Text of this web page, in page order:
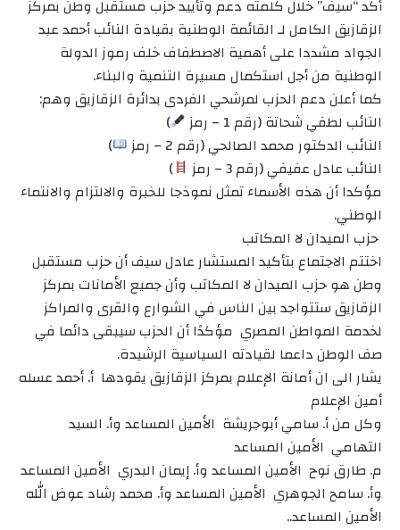
أكد “سيف” خلال كلمته دعم وتأييد حزب مستقبل وطن بمركز
الزقازيق الكامل لـ القائمة الوطنية بقيادة النائب أحمد عبد
الجواد مشددا على أهمية الاصطفاف خلف رموز الدولة
الوطنية من أجل استكمال مسيرة التنمية والبناء.
كما أعلن دعم الحزب لمرشحي الفردى بدائرة الزقازيق وهم:
النائب لطفي شحاتة (رقم 1 – رمز
)
النائب الدكتور محمد الصالحي (رقم 2 – رمز
)
النائب عادل عفيفي (رقم 3 – رمز
)
مؤكدا أن هذه الأسماء تمثل نموذجا للخبرة والالتزام والانتماء
الوطني.
حزب الميدان لا المكاتب
اختتم الاجتماع بتأكيد المستشار عادل سيف أن حزب مستقبل
وطن هو حزب الميدان لا المكاتب وأن جميع الأمانات بمركز
الزقازيق ستتواجد بين الناس في الشوارع والقرى والمراكز
لخدمة المواطن المصري مؤكدًا أن الحزب سيبقى دائما في
صف الوطن داعما لقيادته السياسية الرشيدة.
يشار الى ان أمانة الإعلام بمركز الزقازيق يقودها أ. أحمد عسله
أمين الإعلام
وكل من أ. سامي أبوجريشة الأمين المساعد وأ. السيد
التهامي الأمين المساعد
م. طارق نوح الأمين المساعد وأ. إيمان البدري الأمين المساعد
وأ. سامح الجوهري الأمين المساعد وأ. محمد رشاد عوض الله
الأمين المساعد..